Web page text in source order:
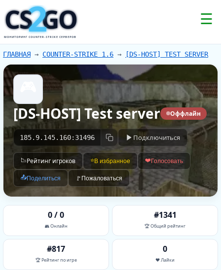
CS GO
2
МОНИТОРИНГ COUNTER-STRIKE СЕРВЕРОВ
☰
ГЛАВНАЯ → COUNTER-STRIKE 1.6 → [DS-HOST] TEST SERVER
[DS-HOST] Test server Оффлайн
185.9.145.160:31496 Подключиться
📉Рейтинг игроков ⭐В избранное ❤️Голосовать
📤Поделиться 🚩 Пожаловаться
0 / 0
👥 Онлайн
#1341
🏆 Общий рейтинг
#817
🏆 Рейтинг по игре
0
❤️ Лайки